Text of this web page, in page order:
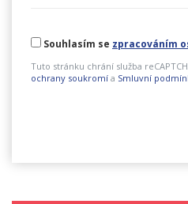
Souhlasím se zpracováním
Tuto stránku chrání služba
ochrany soukromí a Smluvní